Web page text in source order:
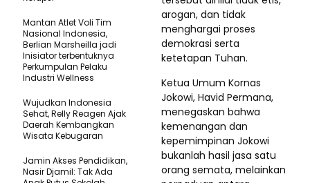
arogan, dan tidak
menghargai proses
demokrasi serta
ketetapan Tuhan.
Ketua Umum Kornas
Jokowi, Havid Permana,
menegaskan bahwa
kemenangan dan
kepemimpinan Jokowi
bukanlah hasil jasa satu
orang semata, melainkan
Mantan Atlet Voli Tim
Nasional Indonesia,
Berlian Marsheilla jadi
Inisiator terbentuknya
Perkumpulan Pelaku
Industri Wellness
Wujudkan Indonesia
Sehat, Relly Reagen Ajak
Daerah Kembangkan
Wisata Kebugaran
Jamin Akses Pendidikan,
Nasir Djamil: Tak Ada